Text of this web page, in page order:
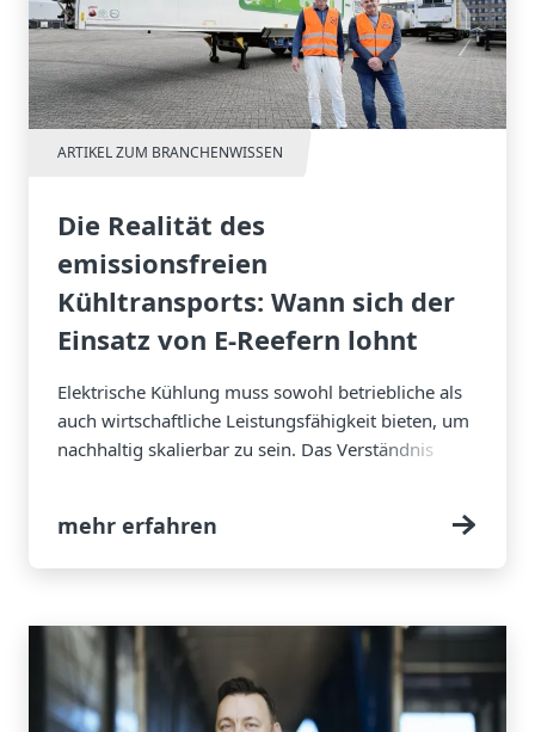
ARTIKEL ZUM BRANCHENWISSEN
Die Realität des
emissionsfreien
Kühltransports: Wann sich der
Einsatz von E-Reefern lohnt
Elektrische Kühlung muss sowohl betriebliche als
auch wirtschaftliche Leistungsfähigkeit bieten, um
nachhaltig skalierbar zu sein. Das Verständnis
sie als Lösung praktikabel und erfolgreich
einsetzbar ist.
mehr erfahren